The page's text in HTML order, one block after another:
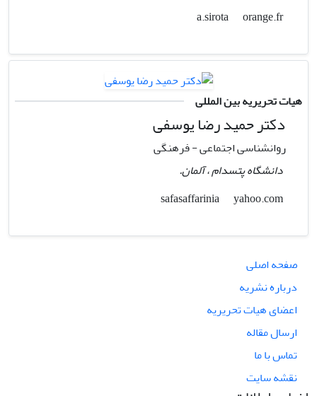
a.sirota
orange.fr
هیات تحریریه بین المللی
دکتر حمید رضا یوسفی
روانشناسی اجتماعی - فرهنگی
دانشگاه پتسدام ، آلمان.
yahoo.com
صفحه اصلی
درباره نشریه
اعضای هیات تحریریه
ارسال مقاله
تماس با ما
نقشه سایت